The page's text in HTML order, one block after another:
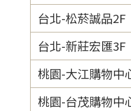
台北-松菸誠品2F
台北-新莊宏匯3F
桃園-大江購物中
桃園-台茂購物中